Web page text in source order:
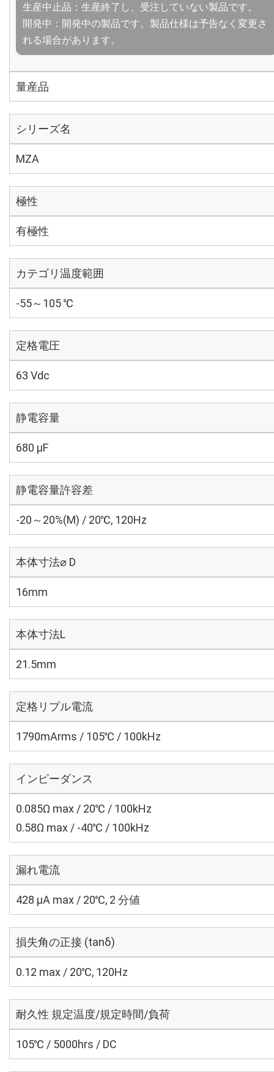
生産中止品：生産終了し、受注していない製品です。
開発中：開発中の製品です。製品仕様は予告なく変更さ
れる場合があります。
量産品
シリーズ名
MZA
極性
有極性
カテゴリ温度範囲
-55～105 ℃
定格電圧
63 Vdc
静電容量
680 µF
静電容量許容差
-20～20%(M) / 20℃, 120Hz
本体寸法⌀ D
16mm
本体寸法L
21.5mm
定格リプル電流
1790mArms / 105℃ / 100kHz
インピーダンス
0.085Ω max / 20℃ / 100kHz
0.58Ω max / -40℃ / 100kHz
漏れ電流
428 μA max / 20℃, 2 分値
損失角の正接 (tanδ)
0.12 max / 20℃, 120Hz
耐久性 規定温度/規定時間/負荷
105℃ / 5000hrs / DC